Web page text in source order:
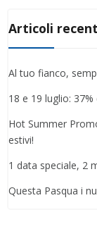
Articoli
Al tuo fianco,
18 e 19 luglio:
Hot Summer
estivi!
1 data speciale, 2
Questa Pasqua i